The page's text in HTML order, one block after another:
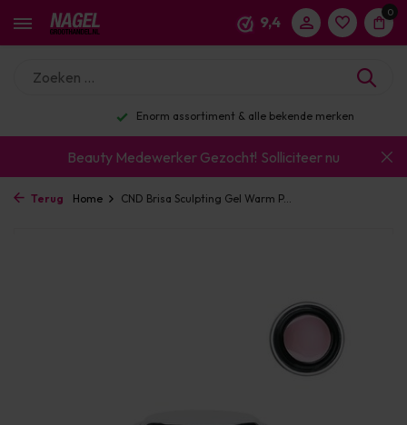
9,4
0
Enorm assortiment & alle bekende merken
Beauty Medewerker Gezocht! Solliciteer nu
Terug Home CND Brisa Sculpting Gel Warm P...